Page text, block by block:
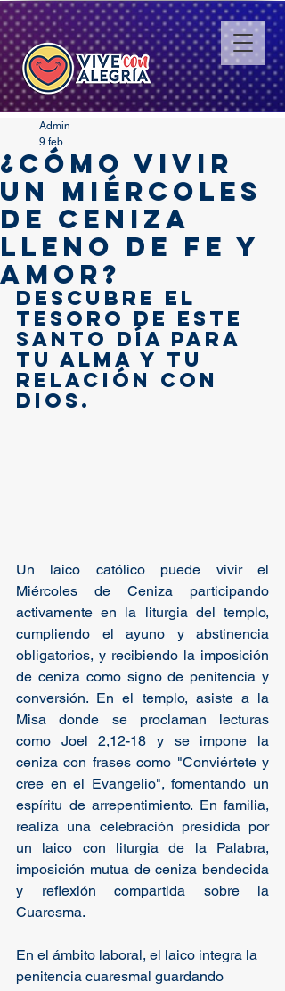
¿Cómo vivir
un Miércoles
de Ceniza
lleno de fe y
amor?
Admin
9 feb
Descubre el
tesoro de este
santo día para
tu alma y tu
relación con
Dios.
Un laico católico puede vivir el
Miércoles de Ceniza participando
activamente en la liturgia del templo,
cumpliendo el ayuno y abstinencia
obligatorios, y recibiendo la imposición
de ceniza como signo de penitencia y
conversión. En el templo, asiste a la
Misa donde se proclaman lecturas
como Joel 2,12-18 y se impone la
ceniza con frases como "Conviértete y
cree en el Evangelio", fomentando un
espíritu de arrepentimiento. En familia,
realiza una celebración presidida por
un laico con liturgia de la Palabra,
imposición mutua de ceniza bendecida
y reflexión compartida sobre la
Cuaresma.
En el ámbito laboral, el laico integra la
penitencia cuaresmal guardando